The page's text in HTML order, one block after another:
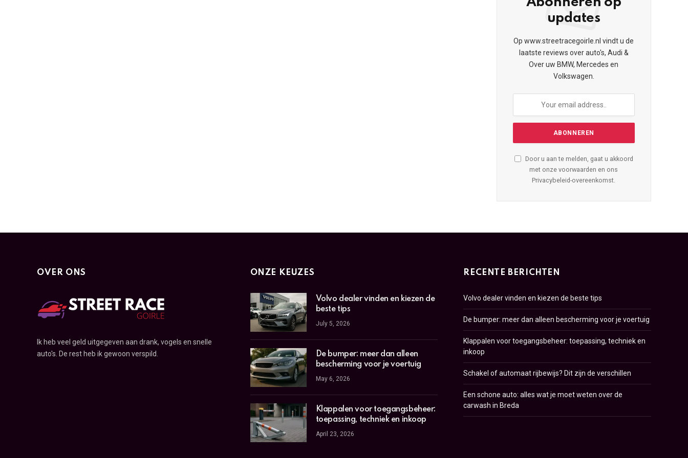
updates
Op www.streetracegoirle.nl vindt u de
laatste reviews over auto's, Audi &
Over uw BMW, Mercedes en
Volkswagen.
Door u aan te melden, gaat u akkoord
met onze voorwaarden en ons
Privacybeleid-overeenkomst.
OVER ONS
Ik heb veel geld uitgegeven aan drank, vogels en snelle
auto's. De rest heb ik gewoon verspild.
ONZE KEUZES
Volvo dealer vinden en kiezen de
beste tips
July 5, 2026
De bumper: meer dan alleen
bescherming voor je voertuig
May 6, 2026
Klappalen voor toegangsbeheer:
toepassing, techniek en inkoop
April 23, 2026
RECENTE BERICHTEN
Volvo dealer vinden en kiezen de beste tips
De bumper: meer dan alleen bescherming voor je voertuig
Klappalen voor toegangsbeheer: toepassing, techniek en
inkoop
Schakel of automaat rijbewijs? Dit zijn de verschillen
Een schone auto: alles wat je moet weten over de
carwash in Breda